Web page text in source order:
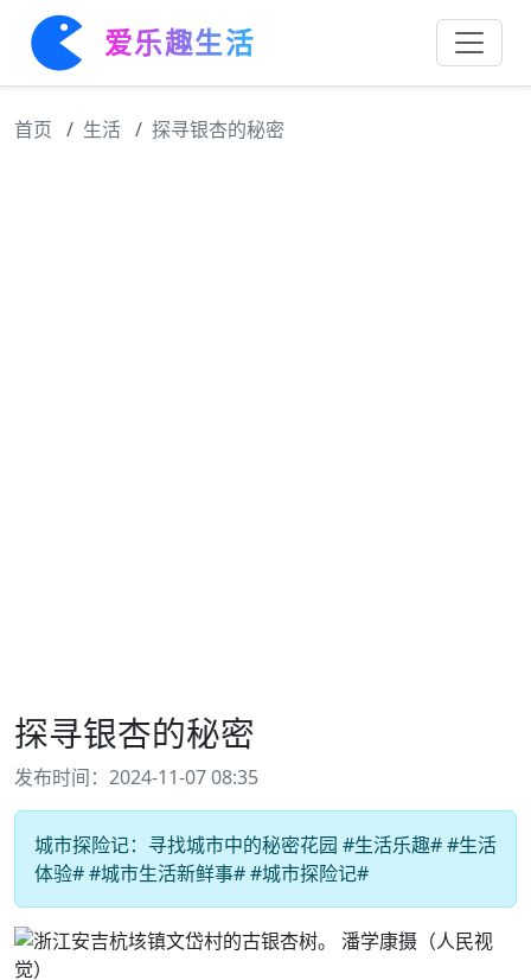
爱乐趣生活
首页 生活 探寻银杏的秘密
探寻银杏的秘密
发布时间：2024-11-07 08:35
城市探险记：寻找城市中的秘密花园 #生活乐趣# #生活
体验# #城市生活新鲜事# #城市探险记#